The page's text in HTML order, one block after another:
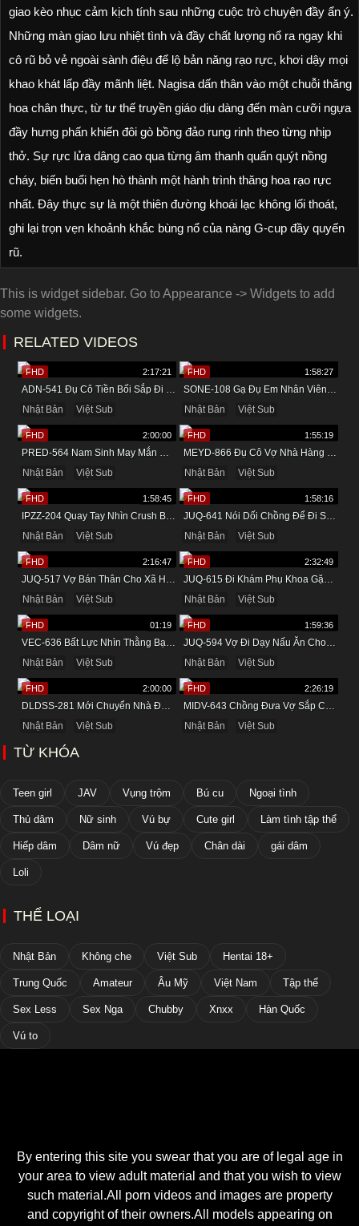
giao kèo nhục cảm kịch tính sau những cuộc trò chuyện đầy ẩn ý.
Những màn giao lưu nhiệt tình và đầy chất lượng nổ ra ngay khi
cô rũ bỏ vẻ ngoài sành điệu để lộ bản năng rạo rực, khơi dậy mọi
khao khát lấp đầy mãnh liệt. Nagisa dấn thân vào một chuỗi thăng
hoa chân thực, từ tư thế truyền giáo dịu dàng đến màn cưỡi ngựa
đầy hưng phấn khiến đôi gò bồng đảo rung rinh theo từng nhịp
thở. Sự rực lửa dâng cao qua từng âm thanh quấn quýt nồng
cháy, biến buổi hẹn hò thành một hành trình thăng hoa rạo rực
nhất. Đây thực sự là một thiên đường khoái lạc không lối thoát,
ghi lại trọn vẹn khoảnh khắc bùng nổ của nàng G-cup đầy quyến
rũ.
This is widget sidebar. Go to Appearance -> Widgets to add
some widgets.
RELATED VIDEOS
ADN-541 Đụ Cô Tiền Bối Sắp Đi Lấy Chồng Trong Khách Sạn
Nhật Bản
Việt Sub
FHD 2:17:21
SONE-108 Gạ Đụ Em Nhân Viên Mới Trong Khách Sạn
Nhật Bản
Việt Sub
FHD 1:58:27
PRED-564 Nam Sinh May Mắn Được Cô Giáo Dâm Đãng Bú Cu
Nhật Bản
Việt Sub
FHD 2:00:00
MEYD-866 Đụ Cô Vợ Nhà Hàng Xóm Vú Bự Khi Về Quê
Nhật Bản
Việt Sub
FHD 1:55:19
IPZZ-204 Quay Tay Nhìn Crush Bị Quản Lý Chịch
Nhật Bản
Việt Sub
FHD 1:58:45
JUQ-641 Nói Dối Chồng Để Đi Suối Nước Nóng Cùng Tình Nhân
Nhật Bản
Việt Sub
FHD 1:58:16
JUQ-517 Vợ Bán Thân Cho Xã Hội Đen Để Trả Nợ Cho Chồng
Nhật Bản
Việt Sub
FHD 2:16:47
JUQ-615 Đi Khám Phụ Khoa Gặp Tên Bác Sĩ Biến Thái
Nhật Bản
Việt Sub
FHD 2:32:49
VEC-636 Bất Lực Nhìn Thằng Bạn Xấu Tính Đụ Mẹ Mình Ngay Trước Mặt
Nhật Bản
Việt Sub
FHD 01:19
JUQ-594 Vợ Đi Dạy Nấu Ăn Cho Bạn Thân Và Cái Kết
Nhật Bản
Việt Sub
FHD 1:59:36
DLDSS-281 Mới Chuyển Nhà Đã Được Đụ Cô Hàng Xóm Thích Lộ Hàng
Nhật Bản
Việt Sub
FHD 2:00:00
MIDV-643 Chồng Đưa Vợ Sắp Cưới Đi Massage Và Cái Kết
Nhật Bản
Việt Sub
FHD 2:26:19
TỪ KHÓA
Teen girl JAV Vụng trộm Bú cu Ngoại tình
Thủ dâm Nữ sinh Vú bự Cute girl Làm tình tập thể
Hiếp dâm Dâm nữ Vú đẹp Chân dài gái dâm
Loli
THỂ LOẠI
Nhật Bản Không che Việt Sub Hentai 18+
Trung Quốc Amateur Âu Mỹ Việt Nam Tập thể
Sex Less Sex Nga Chubby Xnxx Hàn Quốc
Vú to
By entering this site you swear that you are of legal age in
your area to view adult material and that you wish to view
such material.All porn videos and images are property
and copyright of their owners.All models appearing on